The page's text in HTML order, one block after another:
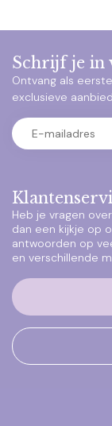
Heb je vragen
dan een kijkje op
antwoorden op
en verschillende
Schrijf je in
Ontvang als
exclusieve